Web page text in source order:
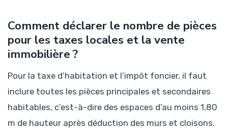
Comment déclarer le nombre de pièces
pour les taxes locales et la vente
immobilière ?
Pour la taxe d’habitation et l’impôt foncier, il faut
inclure toutes les pièces principales et secondaires
habitables, c’est-à-dire des espaces d’au moins 1,80
m de hauteur après déduction des murs et cloisons.